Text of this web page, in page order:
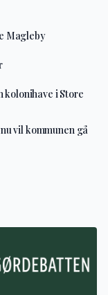
Magleby
kolonihave i Store
vil kommunen gå